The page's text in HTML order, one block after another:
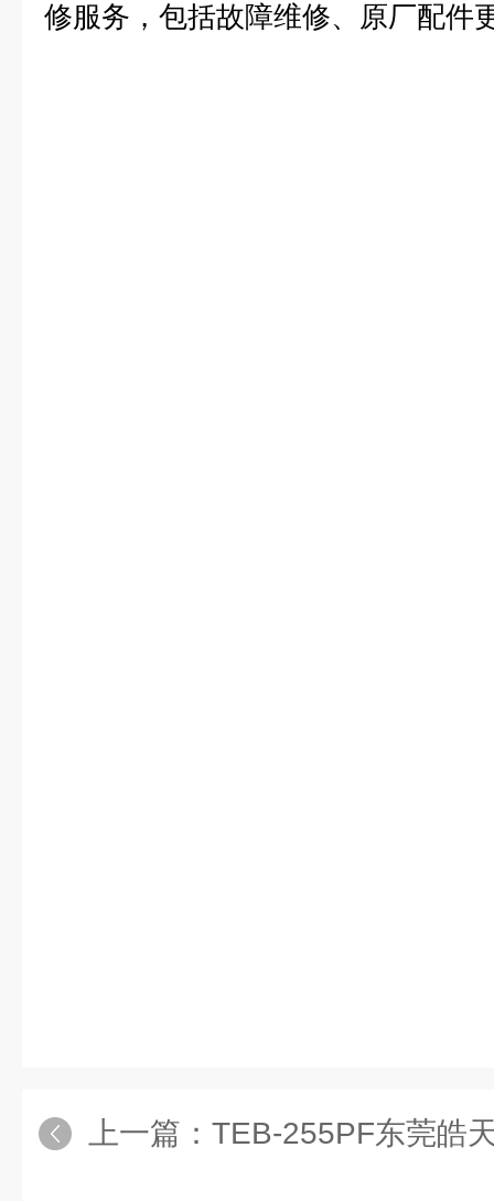
修服务，包括故障维修、原厂配件
上一篇： TEB-255PF东莞皓天高